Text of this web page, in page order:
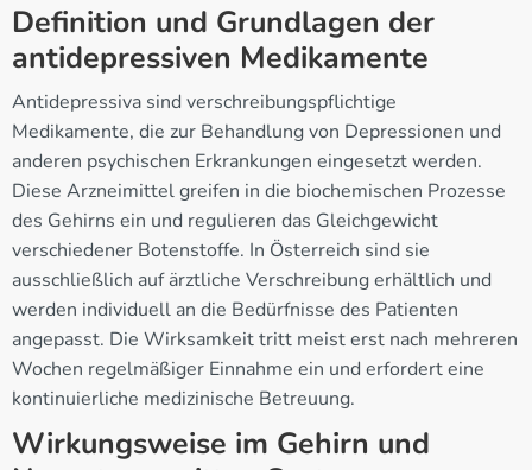
Definition und Grundlagen der
antidepressiven Medikamente
Antidepressiva sind verschreibungspflichtige
Medikamente, die zur Behandlung von Depressionen und
anderen psychischen Erkrankungen eingesetzt werden.
Diese Arzneimittel greifen in die biochemischen Prozesse
des Gehirns ein und regulieren das Gleichgewicht
verschiedener Botenstoffe. In Österreich sind sie
ausschließlich auf ärztliche Verschreibung erhältlich und
werden individuell an die Bedürfnisse des Patienten
angepasst. Die Wirksamkeit tritt meist erst nach mehreren
Wochen regelmäßiger Einnahme ein und erfordert eine
kontinuierliche medizinische Betreuung.
Wirkungsweise im Gehirn und